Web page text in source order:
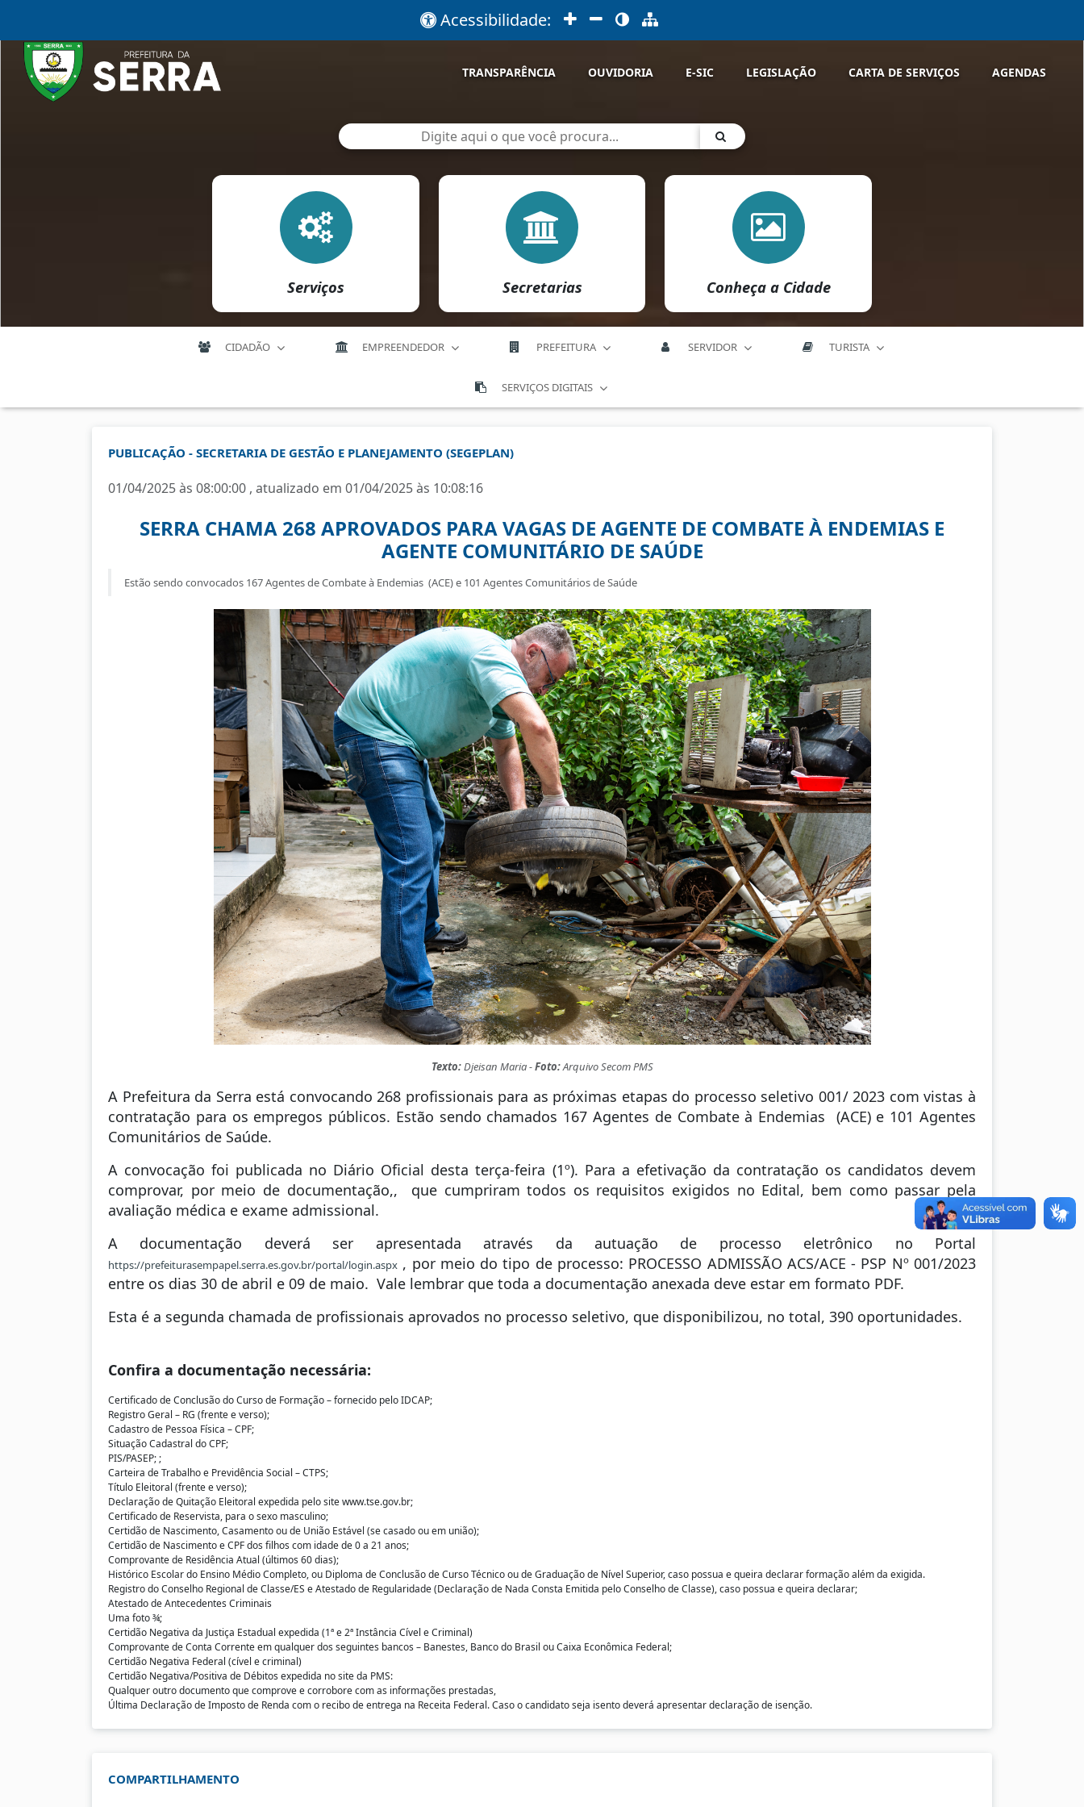
Acessibilidade:
TRANSPARÊNCIA OUVIDORIA E-SIC LEGISLAÇÃO CARTA DE SERVIÇOS AGENDAS
Serviços Secretarias Conheça a Cidade
CIDADÃO EMPREENDEDOR PREFEITURA SERVIDOR TURISTA
SERVIÇOS DIGITAIS
PUBLICAÇÃO - SECRETARIA DE GESTÃO E PLANEJAMENTO (SEGEPLAN)
01/04/2025 às 08:00:00 , atualizado em 01/04/2025 às 10:08:16
SERRA CHAMA 268 APROVADOS PARA VAGAS DE AGENTE DE COMBATE À ENDEMIAS E
AGENTE COMUNITÁRIO DE SAÚDE
Estão sendo convocados 167 Agentes de Combate à Endemias (ACE) e 101 Agentes Comunitários de Saúde
Texto:Djeisan Maria -Foto:Arquivo Secom PMS
A Prefeitura da Serra está convocando 268 profissionais para as próximas etapas do processo seletivo 001/ 2023 com vistas à
contratação para os empregos públicos. Estão sendo chamados 167 Agentes de Combate à Endemias (ACE) e 101 Agentes
Comunitários de Saúde.
A convocação foi publicada no Diário Oficial desta terça-feira (1º). Para a efetivação da contratação os candidatos devem
comprovar, por meio de documentação,, que cumpriram todos os requisitos exigidos no Edital, bem como passar pela
avaliação médica e exame admissional.
A documentação deverá ser apresentada através da autuação de processo eletrônico no Portal
https://prefeiturasempapel.serra.es.gov.br/portal/login.aspx , por meio do tipo de processo: PROCESSO ADMISSÃO ACS/ACE - PSP Nº 001/2023
entre os dias 30 de abril e 09 de maio. Vale lembrar que toda a documentação anexada deve estar em formato PDF.
Esta é a segunda chamada de profissionais aprovados no processo seletivo, que disponibilizou, no total, 390 oportunidades.
Confira a documentação necessária:
Certificado de Conclusão do Curso de Formação – fornecido pelo IDCAP;
Registro Geral – RG (frente e verso);
Cadastro de Pessoa Física – CPF;
Situação Cadastral do CPF;
PIS/PASEP; ;
Carteira de Trabalho e Previdência Social – CTPS;
Título Eleitoral (frente e verso);
Declaração de Quitação Eleitoral expedida pelo site www.tse.gov.br;
Certificado de Reservista, para o sexo masculino;
Certidão de Nascimento, Casamento ou de União Estável (se casado ou em união);
Certidão de Nascimento e CPF dos filhos com idade de 0 a 21 anos;
Comprovante de Residência Atual (últimos 60 dias);
Histórico Escolar do Ensino Médio Completo, ou Diploma de Conclusão de Curso Técnico ou de Graduação de Nível Superior, caso possua e queira declarar formação além da exigida.
Registro do Conselho Regional de Classe/ES e Atestado de Regularidade (Declaração de Nada Consta Emitida pelo Conselho de Classe), caso possua e queira declarar;
Atestado de Antecedentes Criminais
Uma foto ¾;
Certidão Negativa da Justiça Estadual expedida (1ª e 2ª Instância Cível e Criminal)
Comprovante de Conta Corrente em qualquer dos seguintes bancos – Banestes, Banco do Brasil ou Caixa Econômica Federal;
Certidão Negativa Federal (cível e criminal)
Certidão Negativa/Positiva de Débitos expedida no site da PMS:
Qualquer outro documento que comprove e corrobore com as informações prestadas,
Última Declaração de Imposto de Renda com o recibo de entrega na Receita Federal. Caso o candidato seja isento deverá apresentar declaração de isenção.
COMPARTILHAMENTO